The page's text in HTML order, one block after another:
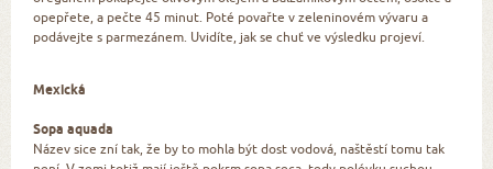
opepřete, a pečte 45 minut. Poté povařte v zeleninovém vývaru a
podávejte s parmezánem. Uvidíte, jak se chuť ve výsledku projeví.
Mexická
Sopa aquada
Název sice zní tak, že by to mohla být dost vodová, naštěstí tomu tak